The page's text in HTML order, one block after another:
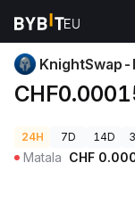
Kryptohinnat
KnightSwap-
24H 7D 14D
Matala CHF